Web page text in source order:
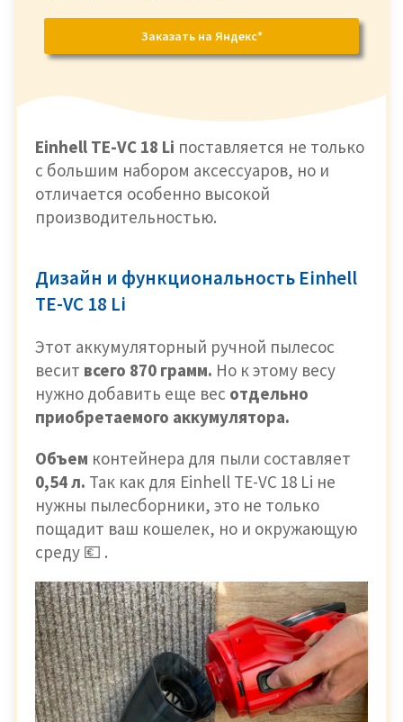
Заказать на Яндекс*
Einhell TE-VC 18 Li поставляется не только
с большим набором аксессуаров, но и
отличается особенно высокой
производительностью.
Дизайн и функциональность Einhell
TE-VC 18 Li
Этот аккумуляторный ручной пылесос
весит всего 870 грамм. Но к этому весу
нужно добавить еще вес отдельно
приобретаемого аккумулятора.
Объем контейнера для пыли составляет
0,54 л. Так как для Einhell TE-VC 18 Li не
нужны пылесборники, это не только
пощадит ваш кошелек, но и окружающую
среду 💶 .